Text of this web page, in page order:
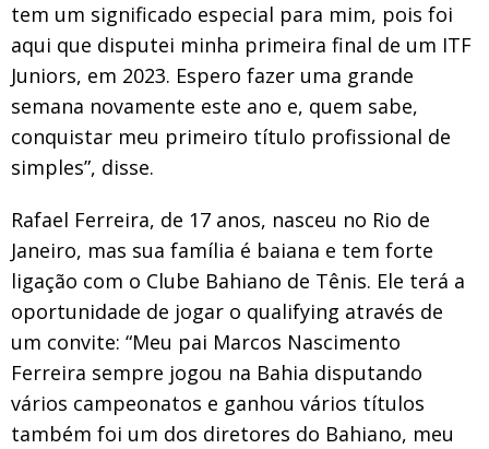
tem um significado especial para mim, pois foi
aqui que disputei minha primeira final de um ITF
Juniors, em 2023. Espero fazer uma grande
semana novamente este ano e, quem sabe,
conquistar meu primeiro título profissional de
simples”, disse.
Rafael Ferreira, de 17 anos, nasceu no Rio de
Janeiro, mas sua família é baiana e tem forte
ligação com o Clube Bahiano de Tênis. Ele terá a
oportunidade de jogar o qualifying através de
um convite: “Meu pai Marcos Nascimento
Ferreira sempre jogou na Bahia disputando
vários campeonatos e ganhou vários títulos
também foi um dos diretores do Bahiano, meu